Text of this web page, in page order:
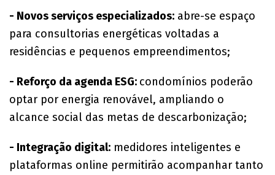
- Novos serviços especializados: abre-se espaço
para consultorias energéticas voltadas a
residências e pequenos empreendimentos;
- Reforço da agenda ESG: condomínios poderão
optar por energia renovável, ampliando o
alcance social das metas de descarbonização;
- Integração digital: medidores inteligentes e
plataformas online permitirão acompanhar tanto